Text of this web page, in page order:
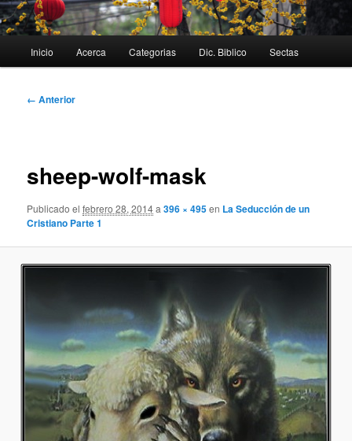
principal
Inicio Acerca Categorias Dic. Biblico Sectas
Navegador
← Anterior
sheep-wolf-mask
Publicado el febrero 28, 2014a396 × 495en La Seducción de un
Cristiano Parte 1